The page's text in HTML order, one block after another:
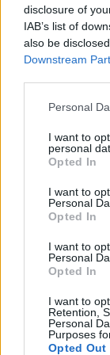
disclosure of
IAB’s list of
also be
Downstream
Personal
I want to
personal
Opted In
I want to
Personal
Opted In
I want to
Personal
Opted In
I want to
Retention,
Personal
Purposes
Opted Out
Mutatjuk, hogyan
félhivatalos és
támogatását
Érettségi-felvételi
Székács Linda
nehézséget
íráskészség
A vizsga többi
nyelvtanárt.
Érettségi-felvételi
Gál Luca